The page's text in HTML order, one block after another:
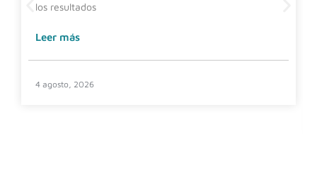
los resultados
Leer más
4 agosto, 2026